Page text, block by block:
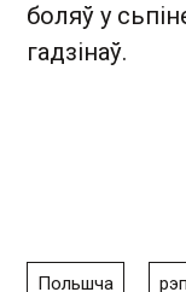
боляў у
гадзінаў.
Польшча